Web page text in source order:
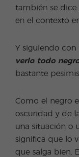
también se dice
en el contexto
Y siguiendo con
verlo todo
bastante
Como el negro
oscuridad y de
una situación o
significa que lo
que salga bien.